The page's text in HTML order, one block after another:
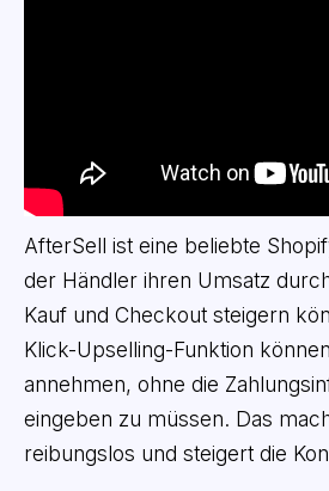
AfterSell ist eine beliebte
der Händler ihren Umsatz
Kauf und Checkout steigern
Klick-Upselling-Funktion
annehmen, ohne die
eingeben zu müssen. Das
reibungslos und steigert die